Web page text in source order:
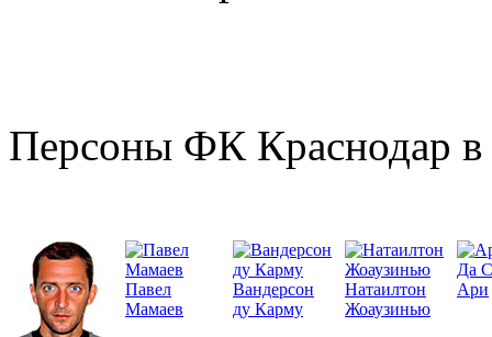
Персоны ФК Краснодар в
Павел
Мамаев
Вандерсон
ду Карму
Натаилтон
Жоаузинью
Да
Ари